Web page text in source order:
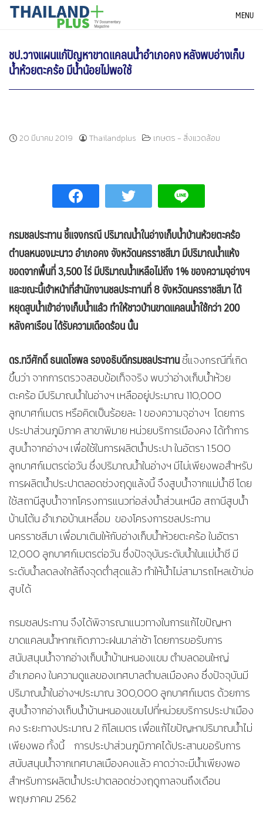
SkipTHAILANDPLUS NEWS MENU
ชป.วางแผนแก้ปัญหาขาดแคลนน้ำอำเภอคง หลังพบอ่างเก็บ
น้ำห้วยตะคร้อ มีน้ำน้อยไม่พอใช้
20 มีนาคม 2019 Thailandplus เกษตร - สิ่งแวดล้อม
กรมชลประทาน ชี้แจงกรณี ปริมาณน้ำในอ่างเก็บน้ำบ้านห้วยตะคร้อ
ตำบลหนองมะนาว อำเภอคง จังหวัดนครราชสีมา มีปริมาณน้ำแห้ง
ขอดจากพื้นที่ 3,500 ไร่ มีปริมาณน้ำเหลือไม่ถึง 1% ของความจุอ่างฯ
และขณะนี้เจ้าหน้าที่สำนักงานชลประทานที่ 8 จังหวัดนครราชสีมา ได้
หยุดสูบน้ำเข้าอ่างเก็บน้ำแล้ว ทำให้ชาวบ้านขาดแคลนน้ำใช้กว่า 200
หลังคาเรือน ได้รับความเดือดร้อน นั้น
ดร.ทวีศักดิ์ ธนเดโชพล รองอธิบดีกรมชลประทานชี้แจงกรณีที่เกิด
ขึ้นว่า จากการตรวจสอบข้อเท็จจริง พบว่าอ่างเก็บน้ำห้วย
ตะคร้อ มีปริมาณน้ำในอ่างฯ เหลืออยู่ประมาณ 110,000
ลูกบาศก์เมตร หรือคิดเป็นร้อยละ 1 ของความจุอ่างฯ โดยการ
ประปาส่วนภูมิภาค สาขาพิมาย หน่วยบริการเมืองคง ได้ทำการ
สูบน้ำจากอ่างฯ เพื่อใช้ในการผลิตน้ำประปา ในอัตรา 1.500
ลูกบาศก์เมตรต่อวัน ซึ่งปริมาณน้ำในอ่างฯ มีไม่เพียงพอสำหรับ
การผลิตน้ำประปาตลอดช่วงฤดูแล้งนี้ จึงสูบน้ำจากแม่น้ำชี โดย
ใช้สถานีสูบน้ำจากโครงการแนวท่อส่งน้ำส่วนเหนือ สถานีสูบน้ำ
บ้านโต้น อำเภอบ้านเหลื่อม ของโครงการชลประทาน
นครราชสีมา เพื่อมาเติมให้กับอ่างเก็บน้ำห้วยตะคร้อ ในอัตรา
12,000 ลูกบาศก์เมตรต่อวัน ซึ่งปัจจุบันระดับน้ำในแม่น้ำชี มี
ระดับน้ำลดลงใกล้ถึงจุดต่ำสุดแล้ว ทำให้น้ำไม่สามารถไหลเข้าบ่อ
สูบได้
กรมชลประทาน จึงได้พิจารณาแนวทางในการแก้ไขปัญหา
ขาดแคลนน้ำหากเกิดภาวะฝนมาล่าช้า โดยการขอรับการ
สนับสนุนน้ำจากอ่างเก็บน้ำบ้านหนองแขม ตำบลดอนใหญ่
อำเภอคง ในความดูแลของเทศบาลตำบลเมืองคง ซึ่งปัจจุบันมี
ปริมาณน้ำในอ่างฯประมาณ 300,000 ลูกบาศก์เมตร ด้วยการ
สูบน้ำจากอ่างเก็บน้ำบ้านหนองแขมไปที่หน่วยบริการประปาเมือง
คง ระยะทางประมาณ 2 กิโลเมตร เพื่อแก้ไขปัญหาปริมาณน้ำไม่
เพียงพอ ทั้งนี้ การประปาส่วนภูมิภาคได้ประสานขอรับการ
สนับสนุนน้ำจากเทศบาลเมืองคงแล้ว คาดว่าจะมีน้ำเพียงพอ
สำหรับการผลิตน้ำประปาตลอดช่วงฤดูกาลจนถึงเดือน
พฤษภาคม 2562